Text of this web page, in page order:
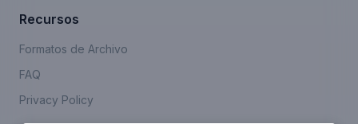
Recursos
Formatos de Archivo
FAQ
Privacy Policy